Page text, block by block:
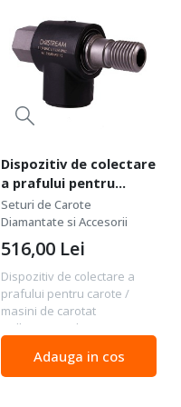
Dispozitiv de colectare
a prafului pentru
carote / masini de
carotat DrillSTREAM 1
1/4 UNC - Distar-
79568442115
Seturi de Carote
Diamantate si Accesorii
Dispozitiv de colectare a
prafului pentru carote /
masini de carotat
DrillSTREAM Aluminum 1 1/4
Distar Mechanic DrillSTREAM
este un adaptor profesional
516,00 Lei
Adauga in cos